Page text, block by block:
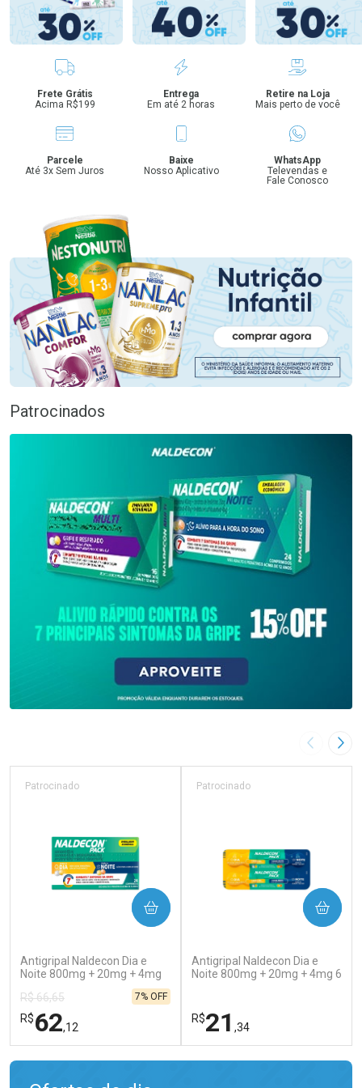
Benefícios
Frete Grátis
Acima R$199
Entrega
Em até 2 horas
Retire na Loja
Mais perto de você
Parcele
Até 3x Sem Juros
Baixe
Nosso Aplicativo
WhatsApp
Televendas e
Fale Conosco
Patrocinados
Imagem
Antigripal Naldecon Dia e
Noite 800mg + 20mg + 4mg
Patrocinado
R$ 66,65
R$62,12
7% OFF
COMPRAR
Antigripal Naldecon Dia e
Noite 800mg + 20mg + 4mg 6
Patrocinado
R$21 ,34
COMPRAR